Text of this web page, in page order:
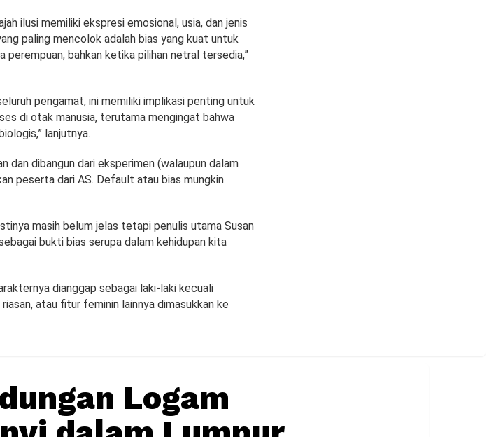
ilusi memiliki ekspresi emosional, usia, dan jenis
paling mencolok adalah bias yang kuat untuk
perempuan, bahkan ketika pilihan netral tersedia,”
pengamat, ini memiliki implikasi penting untuk
di otak manusia, terutama mengingat bahwa
lanjutnya.
dan dibangun dari eksperimen (walaupun dalam
peserta dari AS. Default atau bias mungkin
masih belum jelas tetapi penulis utama Susan
bukti bias serupa dalam kehidupan kita
dianggap sebagai laki-laki kecuali
atau fitur feminin lainnya dimasukkan ke
Logam